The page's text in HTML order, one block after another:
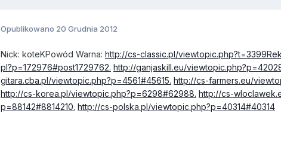
Opublikowano 20 Grudnia 2012
Nick: koteKPowód Warna: http://cs-classic.pl/
pl?p=172976#post1729762. http://ganjaskill.eu/
gitara.cba.pl/viewtopic.php?p=4561#45615. http://cs-farmers.eu/
http://cs-korea.pl/viewtopic.php?p=6298#62988. http://cs-
p=88142#8814210. http://cs-polska.pl/viewtopic.php?p=40314#40314